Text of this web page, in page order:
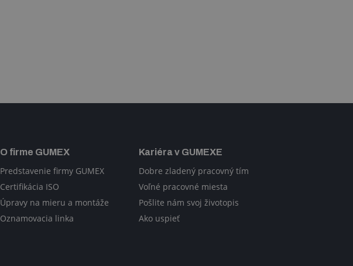
O firme GUMEX
Predstavenie firmy GUMEX
Certifikácia ISO
Úpravy na mieru a montáže
Oznamovacia linka
Kariéra v GUMEXE
Dobre zladený pracovný tím
Voľné pracovné miesta
Pošlite nám svoj životopis
Ako uspieť